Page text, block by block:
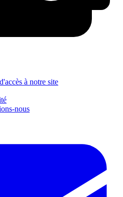
à notre site
nous